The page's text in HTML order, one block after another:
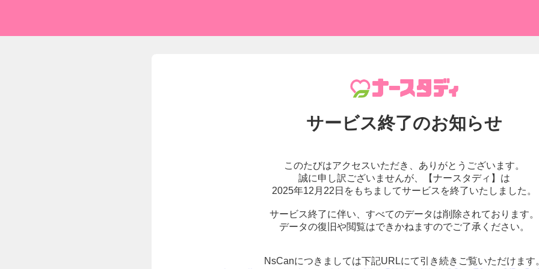
サービス終了のお知らせ
このたびはアクセスいただき、 ありがとうございます。
誠に申し訳ございませんが、
【ナースタディ】は
2025年12月22日をもちましてサービスを終了いたしました。
サービス終了に伴い、 すべてのデータは削除されております。
データの復旧や閲覧はできかねますのでご了承ください。
NsCanにつきましては下記URLにて引き続きご覧いただけます